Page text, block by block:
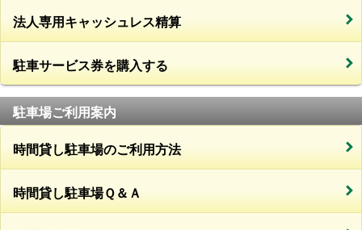
法人専用キャッシュレス精算
駐車サービス券を購入する
駐車場ご利用案内
時間貸し駐車場のご利用方法
時間貸し駐車場Ｑ＆Ａ